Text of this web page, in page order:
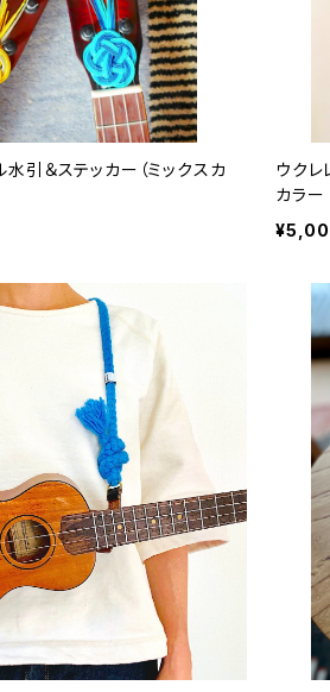
引＆ステッカー（ミックスカ
ウクレ
カラー